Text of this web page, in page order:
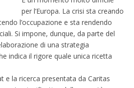
per l’Europa. La crisi sta creando
l’occupazione e sta rendendo
Si impone, dunque, da parte del
di una strategia
indica il rigore quale unica ricetta
e la ricerca presentata da Caritas